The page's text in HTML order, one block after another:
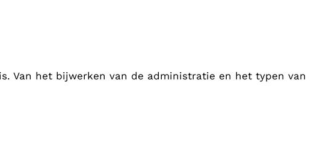
Van het bijwerken van de administratie en het typen van